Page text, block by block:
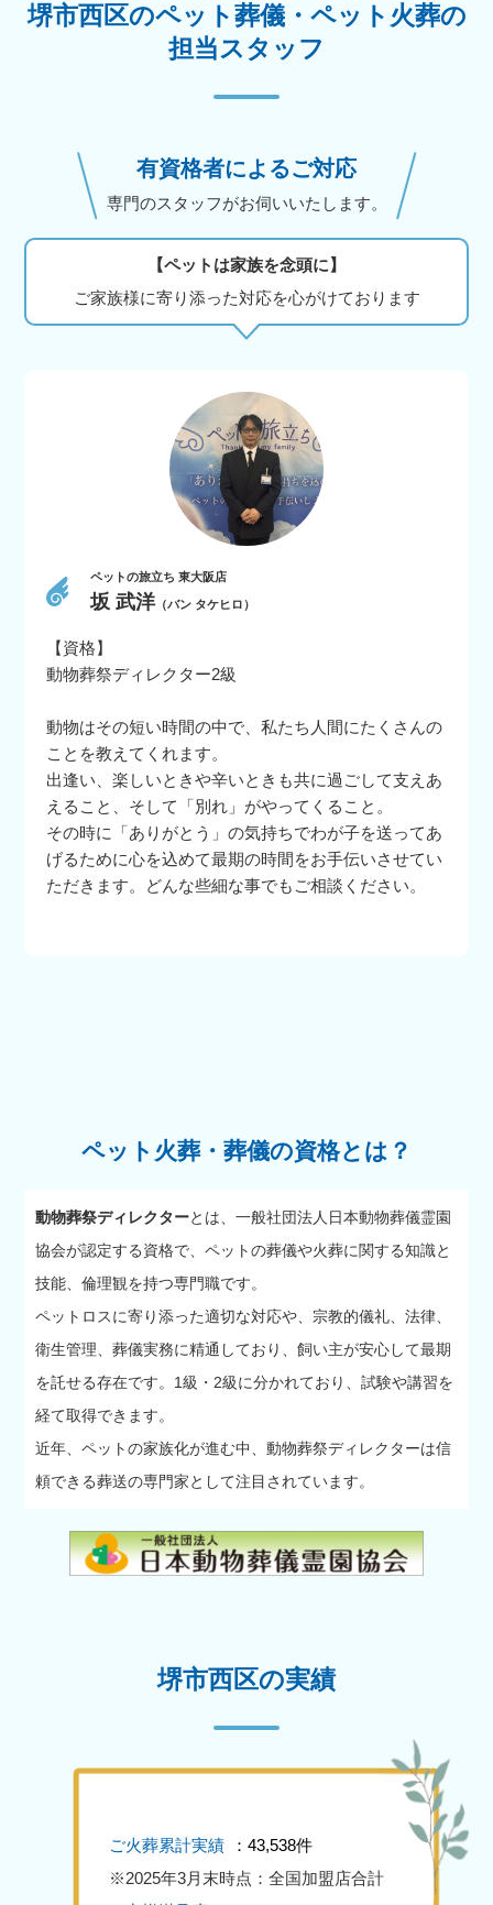
堺市西区のペット葬儀・ペット火葬の
担当スタッフ
有資格者によるご対応
専門のスタッフがお伺いいたします。
【ペットは家族を念頭に】
ご家族様に寄り添った対応を心がけております
ペットの旅立ち 東大阪店
坂 武洋（バン タケヒロ）
【資格】
動物葬祭ディレクター2級
動物はその短い時間の中で、私たち人間にたくさんの
ことを教えてくれます。
出逢い、楽しいときや辛いときも共に過ごして支えあ
えること、そして「別れ」がやってくること。
その時に「ありがとう」の気持ちでわが子を送ってあ
げるために心を込めて最期の時間をお手伝いさせてい
ただきます。どんな些細な事でもご相談ください。
ペット火葬・葬儀の資格とは？
動物葬祭ディレクターとは、一般社団法人日本動物葬儀霊園
協会が認定する資格で、ペットの葬儀や火葬に関する知識と
技能、倫理観を持つ専門職です。
ペットロスに寄り添った適切な対応や、宗教的儀礼、法律、
衛生管理、葬儀実務に精通しており、飼い主が安心して最期
を託せる存在です。1級・2級に分かれており、試験や講習を
経て取得できます。
近年、ペットの家族化が進む中、動物葬祭ディレクターは信
頼できる葬送の専門家として注目されています。
堺市西区の実績
ご火葬累計実績
：43,538件
※2025年3月末時点：全国加盟店合計